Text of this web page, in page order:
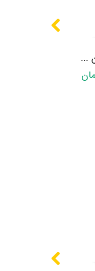
کتاب علم النفس مدرسان شریف - تالیف صادق خدامرادي